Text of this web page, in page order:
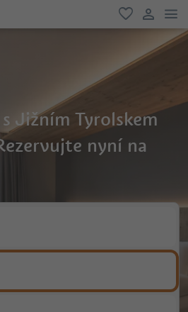
oblíbené
Jižním Tyrolskem
nyní na